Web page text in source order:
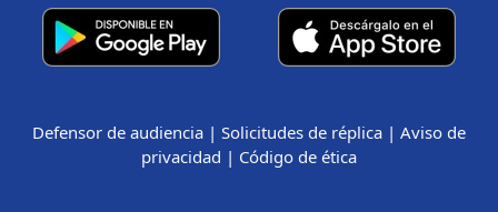
Defensor de audiencia | Solicitudes de réplica | Aviso de
privacidad | Código de ética